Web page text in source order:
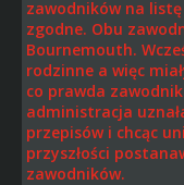
zawodników na
zgodne. Obu
Bournemouth.
rodzinne a więc
co prawda
administracja
przepisów i chcąc
przyszłości
zawodników.